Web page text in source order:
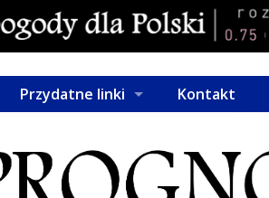
Przydatne linki Kontakt